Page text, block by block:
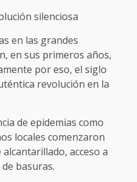
silenciosa
en las grandes
en sus primeros años,
por eso, el siglo
revolución en la
de epidemias como
locales comenzaron
acceso a
basuras.